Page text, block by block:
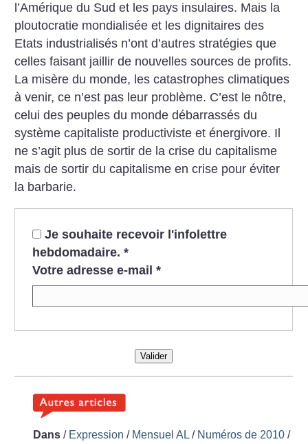
l’Amérique du Sud et les pays insulaires. Mais la
ploutocratie mondialisée et les dignitaires des
Etats industrialisés n’ont d’autres stratégies que
celles faisant jaillir de nouvelles sources de profits.
La misère du monde, les catastrophes climatiques
à venir, ce n’est pas leur problème. C’est le nôtre,
celui des peuples du monde débarrassés du
système capitaliste productiviste et énergivore. Il
ne s’agit plus de sortir de la crise du capitalisme
mais de sortir du capitalisme en crise pour éviter
la barbarie.
Je souhaite recevoir l'infolettre
hebdomadaire. *
Votre adresse e-mail *
Valider
Dans / Expression / Mensuel AL / Numéros de 2010 /